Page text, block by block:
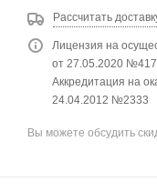
Рассчитать
Лицензия на
от 27.05.2020
Аккредитация на
24.04.2012 №2333
Вы можете обсудить